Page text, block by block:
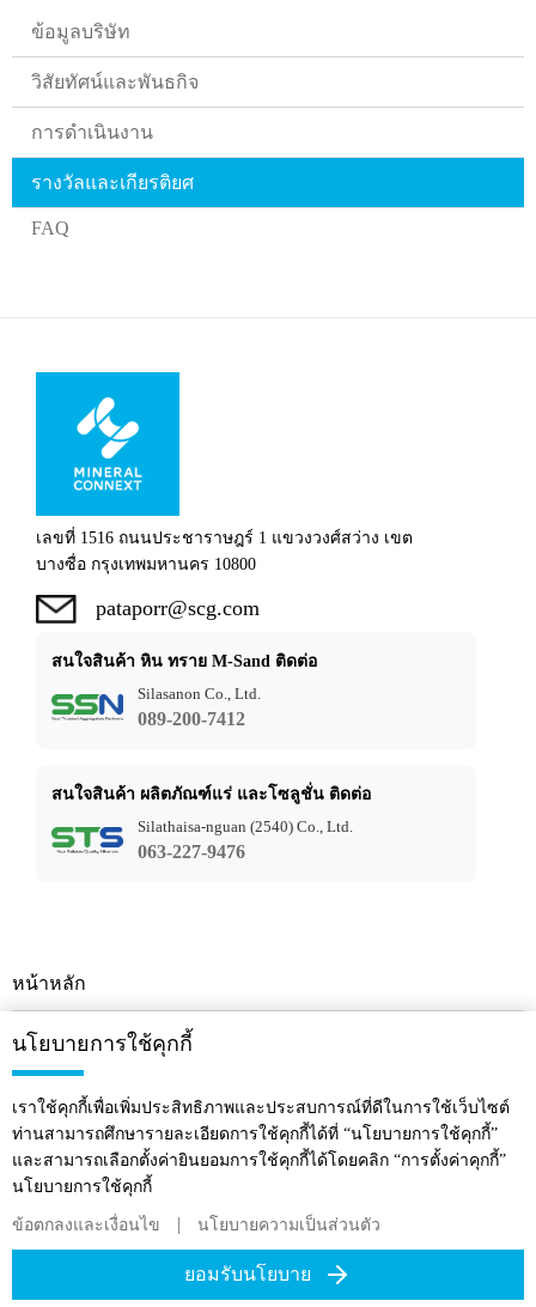
ข้อมูลบริษัท
วิสัยทัศน์และพันธกิจ
การดำเนินงาน
รางวัลและเกียรติยศ
FAQ
เลขที่ 1516 ถนนประชาราษฎร์ 1 แขวงวงศ์สว่าง เขต
บางซื่อ กรุงเทพมหานคร 10800
pataporr@scg.com
สนใจสินค้า หิน ทราย M-Sand ติดต่อ
Silasanon Co., Ltd.
089-200-7412
สนใจสินค้า ผลิตภัณฑ์แร่ และโซลูชั่น ติดต่อ
Silathaisa-nguan (2540) Co., Ltd.
063-227-9476
หน้าหลัก
ข่าวสารและกิจกรรม
เกี่ยวกับ
นโยบายการใช้คุกกี้
เราใช้คุกกี้เพื่อเพิ่มประสิทธิภาพและประสบการณ์ที่ดีในการใช้เว็บไซต์
ท่านสามารถศึกษารายละเอียดการใช้คุกกี้ได้ที่ “นโยบายการใช้คุกกี้”
และสามารถเลือกตั้งค่ายินยอมการใช้คุกกี้ได้โดยคลิก “การตั้งค่าคุกกี้”
นโยบายการใช้คุกกี้
ข้อตกลงและเงื่อนไข | นโยบายความเป็นส่วนตัว
ยอมรับนโยบาย